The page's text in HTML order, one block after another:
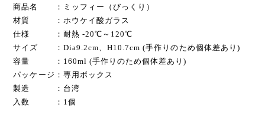
商品名 ：ミッフィー（びっくり）
材質 ：ホウケイ酸ガラス
仕様 ：耐熱 -20℃～120℃
サイズ ：Dia9.2cm、H10.7cm (手作りのため個体差あり)
容量 ：160ml (手作りのため個体差あり)
パッケージ：専用ボックス
製造 ：台湾
入数 ：1個